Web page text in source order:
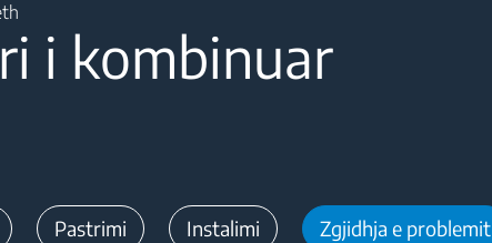
i kombinuar
Pastrimi Instalimi Zgjidhja e problemit